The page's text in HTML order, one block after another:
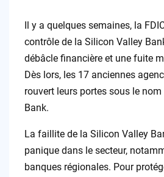
Il y a quelques semaines, la
contrôle de la Silicon Valley
débâcle financière et une fuite
Dès lors, les 17 anciennes
rouvert leurs portes sous le
Bank.
La faillite de la Silicon Valley
panique dans le secteur,
banques régionales. Pour